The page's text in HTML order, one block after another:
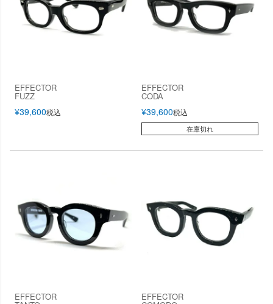
EFFECTOR
FUZZ
¥39,600税込
EFFECTOR
CODA
¥39,600税込
在庫切れ
EFFECTOR EFFECTOR